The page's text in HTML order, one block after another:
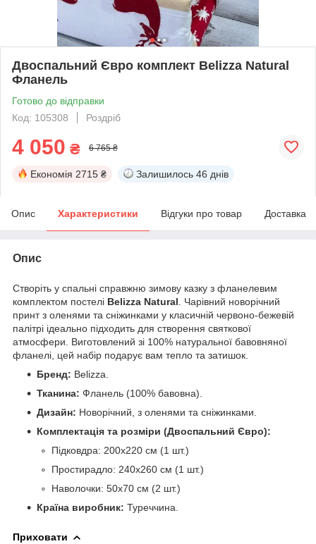
Двоспальний Євро комплект Belizza Natural
Фланель
Готово до відправки
Код: 105308
Роздріб
4 050 ₴ 6 765 ₴
Економія 2715 ₴ Залишилось 46 днів
Опис Характеристики Відгуки про товар Доставка
Опис
Створіть у спальні справжню зимову казку з фланелевим
комплектом постелі Belizza Natural . Чарівний новорічний
принт з оленями та сніжинками у класичній червоно-бежевій
палітрі ідеально підходить для створення святкової
атмосфери. Виготовлений зі 100% натуральної бавовняної
фланелі, цей набір подарує вам тепло та затишок.
Бренд: Belizza.
Тканина: Фланель (100% бавовна).
Дизайн: Новорічний, з оленями та сніжинками.
Комплектація та розміри (Двоспальний Євро):
Підковдра: 200х220 см (1 шт.)
Простирадло: 240х260 см (1 шт.)
Наволочки: 50х70 см (2 шт.)
Країна виробник: Туреччина.
Приховати